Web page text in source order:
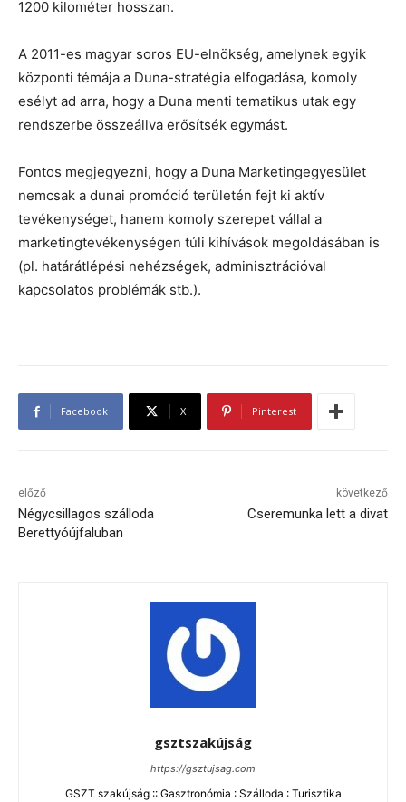
1200 kilométer hosszan.
A 2011-es magyar soros EU-elnökség, amelynek egyik
központi témája a Duna-stratégia elfogadása, komoly
esélyt ad arra, hogy a Duna menti tematikus utak egy
rendszerbe összeállva erősítsék egymást.
Fontos megjegyezni, hogy a Duna Marketingegyesület
nemcsak a dunai promóció területén fejt ki aktív
tevékenységet, hanem komoly szerepet vállal a
marketingtevékenységen túli kihívások megoldásában is
(pl. határátlépési nehézségek, adminisztrációval
kapcsolatos problémák stb.).
Facebook X Pinterest
előző
Négycsillagos szálloda
Berettyóújfaluban
következő
Cseremunka lett a divat
gsztszakújság
https://gsztujsag.com
GSZT szakújság :: Gasztronómia : Szálloda : Turisztika